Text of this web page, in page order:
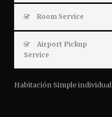
Room Service
Airport Pickup
Service
Habitación Simple individual